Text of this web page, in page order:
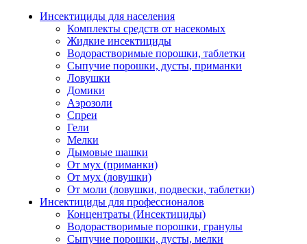
Инсектициды для населения
Комплекты средств от насекомых
Жидкие инсектициды
Водорастворимые порошки, таблетки
Сыпучие порошки, дусты, приманки
Ловушки
Домики
Аэрозоли
Спреи
Гели
Мелки
Дымовые шашки
От мух (приманки)
От мух (ловушки)
От моли (ловушки, подвески, таблетки)
Инсектициды для профессионалов
Концентраты (Инсектициды)
Водорастворимые порошки, гранулы
Сыпучие порошки, дусты, мелки